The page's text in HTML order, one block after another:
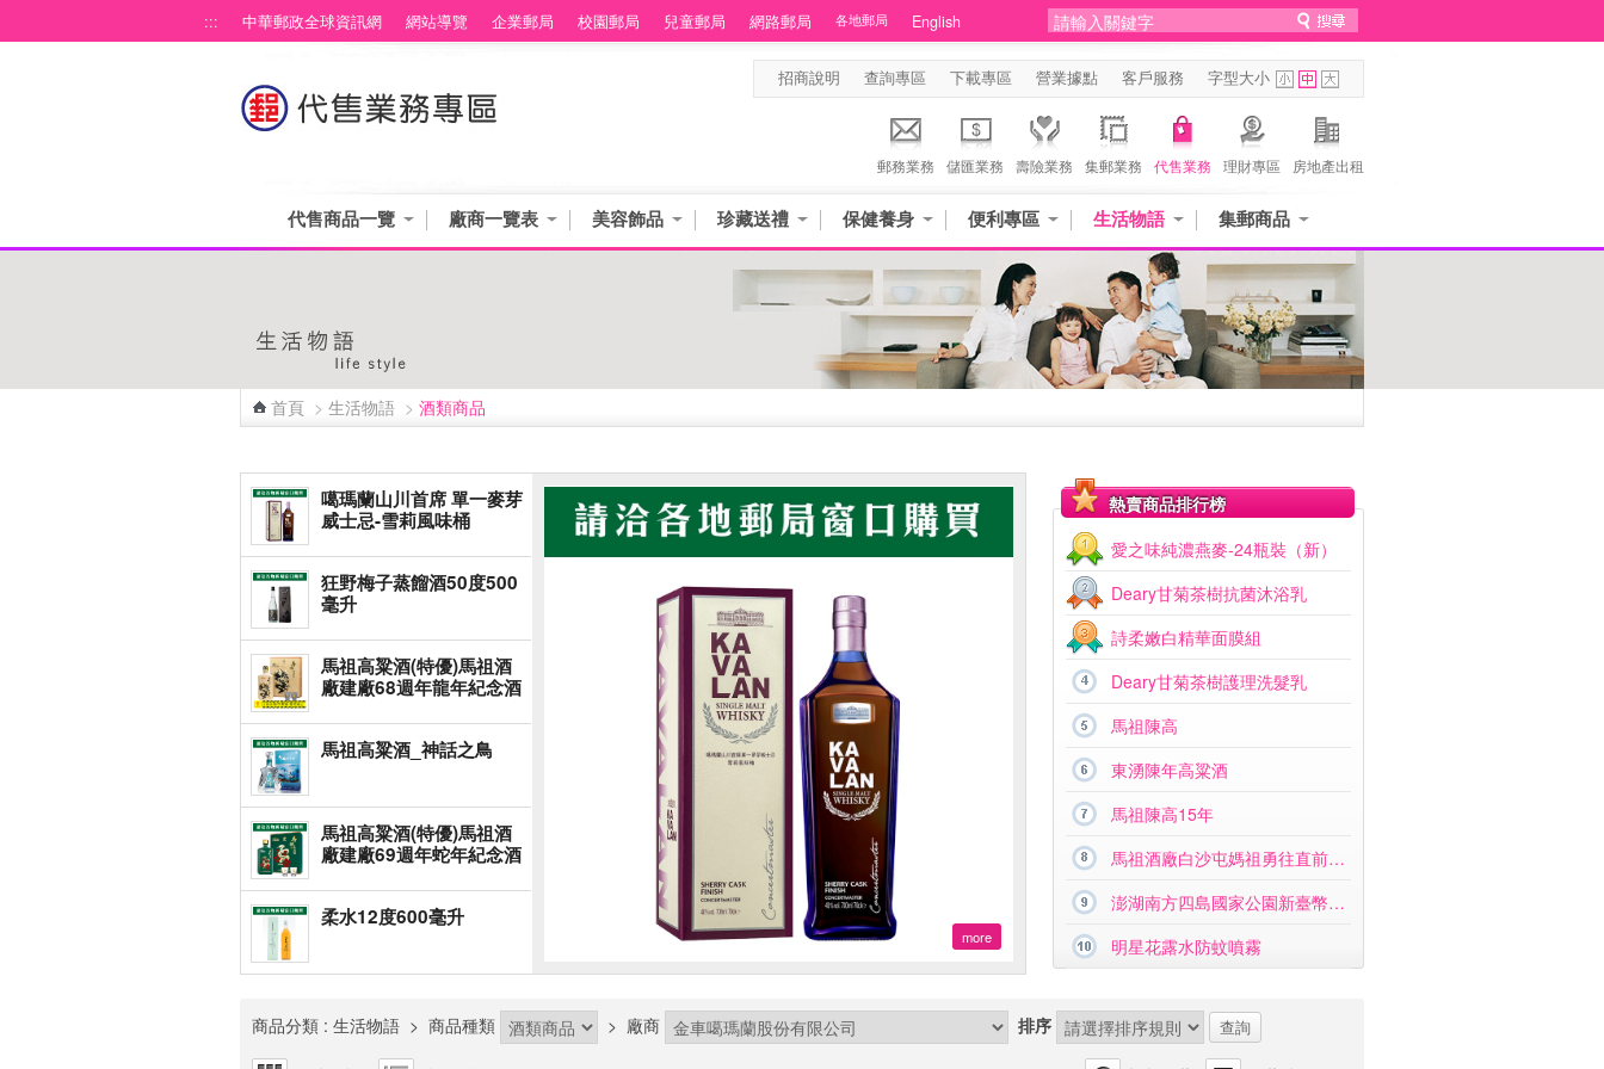
::: 中華郵政全球資訊網 網站導覽 企業郵局 校園郵局 兒童郵局 網路郵局 各地郵局 English
招商說明 查詢專區 下載專區 營業據點 客戶服務 字型大小
郵務業務 儲匯業務 壽險業務 集郵業務 代售業務 理財專區 房地產出租
代售商品一覽 廠商一覽表 美容飾品 珍藏送禮 保健養身 便利專區 生活物語 集郵商品
首頁 > 生活物語 > 酒類商品
噶瑪蘭山川首席 單一麥芽
威士忌-雪莉風味桶
狂野梅子蒸餾酒50度500
毫升
馬祖高粱酒(特優)馬祖酒
廠建廠68週年龍年紀念酒
馬祖高粱酒_神話之鳥
馬祖高粱酒(特優)馬祖酒
廠建廠69週年蛇年紀念酒
柔水12度600毫升
more
熱賣商品排行榜
愛之味純濃燕麥-24瓶裝（新）
Deary甘菊茶樹抗菌沐浴乳
詩柔嫩白精華面膜組
Deary甘菊茶樹護理洗髮乳
馬祖陳高
東湧陳年高粱酒
馬祖陳高15年
馬祖酒廠白沙屯媽祖勇往直前紀念酒
澎湖南方四島國家公園新臺幣硬幣組合
明星花露水防蚊噴霧
商品分類 : 生活物語 > 商品種類 > 廠商 排序